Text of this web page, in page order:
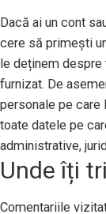
Dacă ai un cont
cere să primești
le deținem despre
furnizat. De
personale pe care
toate datele pe
administrative,
Unde îți
Comentariile